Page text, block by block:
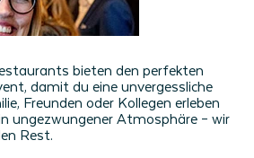
bieten den perfekten
damit du eine unvergessliche
Freunden oder Kollegen erleben
ungezwungener Atmosphäre – wir
Rest.